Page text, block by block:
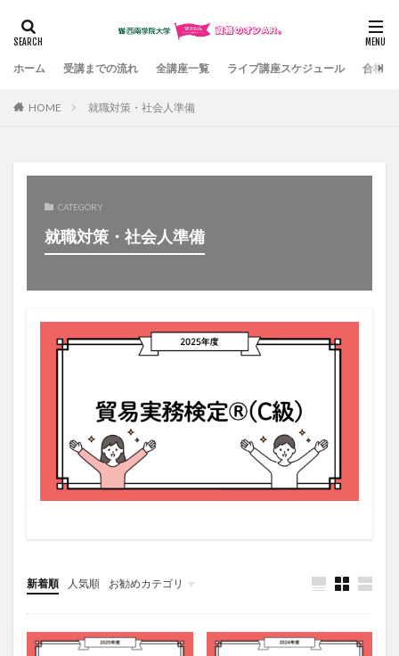
ホーム 受講までの流れ 全講座一覧 ライブ講座スケジュール 合格体
HOME 就職対策・社会人準備
CATEGORY
就職対策・社会人準備
新着順 人気順 お勧めカテゴリ
カテゴリー